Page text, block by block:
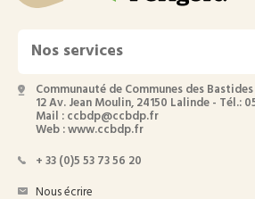
Nos services
Communauté de Communes des
12 Av. Jean Moulin, 24150 Lalinde - Tél.:
Mail : ccbdp@ccbdp.fr
Web : www.ccbdp.fr
+ 33 (0)5 53 73 56 20
Nous écrire